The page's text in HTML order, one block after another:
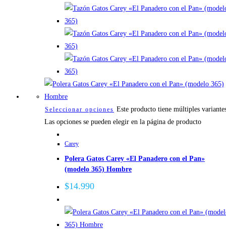
Seleccionar opciones Este producto tiene múltiples
Las opciones se pueden elegir en la página de producto
Carey
Polera Gatos Carey «El Panadero con el Pan»
(modelo 365) Hombre
$14.990